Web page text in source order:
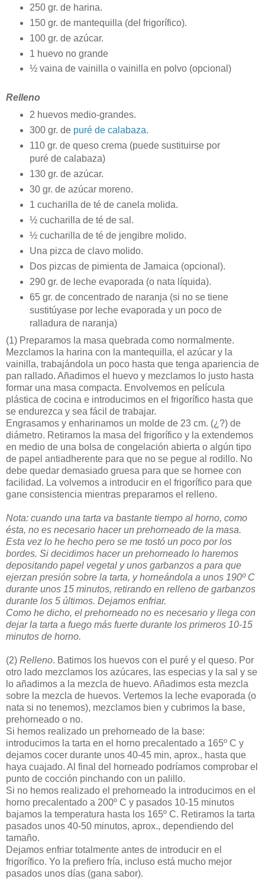
250 gr. de harina.
150 gr. de mantequilla (del frigorífico).
100 gr. de azúcar.
1 huevo no grande
½ vaina de vainilla o vainilla en polvo (opcional)
Relleno
2 huevos medio-grandes.
300 gr. de puré de calabaza.
110 gr. de queso crema (puede sustituirse por
puré de calabaza)
130 gr. de azúcar.
30 gr. de azúcar moreno.
1 cucharilla de té de canela molida.
½ cucharilla de té de sal.
½ cucharilla de té de jengibre molido.
Una pizca de clavo molido.
Dos pizcas de pimienta de Jamaica (opcional).
290 gr. de leche evaporada (o nata líquida).
65 gr. de concentrado de naranja (si no se tiene
sustitúyase por leche evaporada y un poco de
ralladura de naranja)
(1) Preparamos la masa quebrada como normalmente.
Mezclamos la harina con la mantequilla, el azúcar y la
vainilla, trabajándola un poco hasta que tenga apariencia de
pan rallado. Añadimos el huevo y mezclamos lo justo hasta
formar una masa compacta. Envolvemos en película
plástica de cocina e introducimos en el frigorífico hasta que
se endurezca y sea fácil de trabajar.
Engrasamos y enharinamos un molde de 23 cm. (¿?) de
diámetro. Retiramos la masa del frigorífico y la extendemos
en medio de una bolsa de congelación abierta o algún tipo
de papel antiadherente para que no se pegue al rodillo. No
debe quedar demasiado gruesa para que se hornee con
facilidad. La volvemos a introducir en el frigorífico para que
gane consistencia mientras preparamos el relleno.
Nota: cuando una tarta va bastante tiempo al horno, como
ésta, no es necesario hacer un prehorneado de la masa.
Esta vez lo he hecho pero se me tostó un poco por los
bordes. Si decidimos hacer un prehorneado lo haremos
depositando papel vegetal y unos garbanzos a para que
ejerzan presión sobre la tarta, y horneándola a unos 190º C
durante unos 15 minutos, retirando en relleno de garbanzos
durante los 5 últimos. Dejamos enfriar.
Como he dicho, el prehorneado no es necesario y llega con
dejar la tarta a fuego más fuerte durante los primeros 10-15
minutos de horno.
(2) Relleno. Batimos los huevos con el puré y el queso. Por
otro lado mezclamos los azúcares, las especias y la sal y se
lo añadimos a la mezcla de huevo. Añadimos esta mezcla
sobre la mezcla de huevos. Vertemos la leche evaporada (o
nata si no tenemos), mezclamos bien y cubrimos la base,
prehorneado o no.
Si hemos realizado un prehorneado de la base:
introducimos la tarta en el horno precalentado a 165º C y
dejamos cocer durante unos 40-45 min, aprox., hasta que
haya cuajado. Al final del horneado podríamos comprobar el
punto de cocción pinchando con un palillo.
Si no hemos realizado el prehorneado la introducimos en el
horno precalentado a 200º C y pasados 10-15 minutos
bajamos la temperatura hasta los 165º C. Retiramos la tarta
pasados unos 40-50 minutos, aprox., dependiendo del
tamaño.
Dejamos enfriar totalmente antes de introducir en el
frigorífico. Yo la prefiero fría, incluso está mucho mejor
pasados unos días (gana sabor).